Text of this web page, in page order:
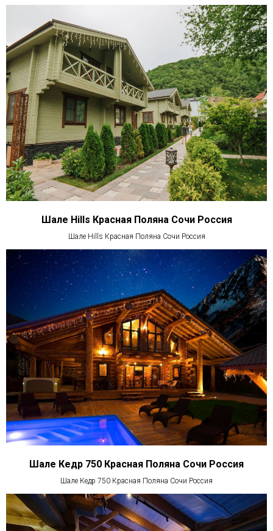
Шале Hills Красная Поляна Сочи Россия
Шале Hills Красная Поляна Сочи Россия
Шале Кедр 750 Красная Поляна Сочи Россия
Шале Кедр 750 Красная Поляна Сочи Россия